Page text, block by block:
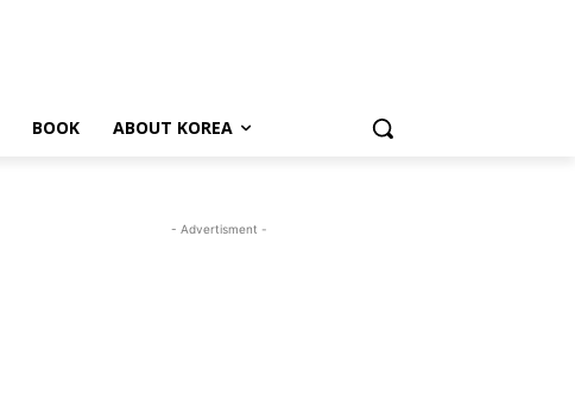
BOOK ABOUT KOREA
- Advertisment -